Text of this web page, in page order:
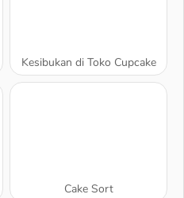
Kesibukan di Toko Cupcake
Cake Sort